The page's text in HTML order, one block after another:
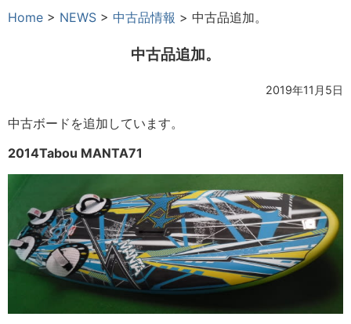
Home > NEWS > 中古品情報 > 中古品追加。
中古品追加。
2019年11月5日
中古ボードを追加しています。
2014Tabou MANTA71